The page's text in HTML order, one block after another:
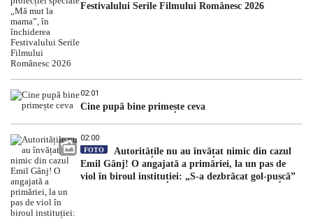
Festivalului Serile Filmului Românesc 2026
02:01
Cine pupă bine primește ceva
02:00
FOTO
Autoritățile nu au învățat nimic din cazul
Emil Gânj! O angajată a primăriei, la un pas de
viol în biroul instituției: „S-a dezbrăcat gol-pușcă”